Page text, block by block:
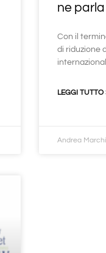
ne parla
Con il
di riduzione
LEGGI TUTTO
Andrea Marchi